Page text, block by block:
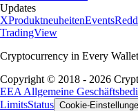
Updates
XProduktneuheitenEvents
TradingView
Cryptocurrency in Every
Copyright © 2018 - 2026
EEA Allgemeine
LimitsStatus Cookie-